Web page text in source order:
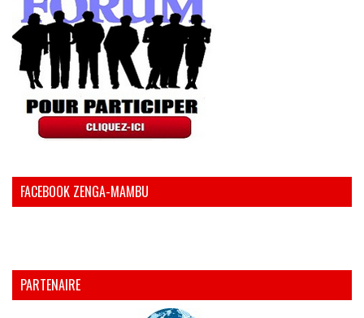
FACEBOOK ZENGA-MAMBU
PARTENAIRE